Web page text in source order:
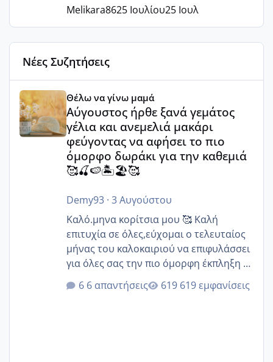
Melikara8625 Ιουλίου25 Ιουλ
Νέες Συζητήσεις
Αύγουστος ήρθε ξανά γεμάτος γέλια και ανεμελιά
Θέλω να γίνω μαμά
Αύγουστος ήρθε ξανά γεμάτος
γέλια και ανεμελιά μακάρι
φεύγοντας να αφήσει το πιο
όμορφο δωράκι για την καθεμιά
🥰🍒🍉🏝️🏖️🥰
Demy93· 3 Αυγούστου
Καλό.μηνα κορίτσια μου 🥰 Καλή
επιτυχία σε όλες,εύχομαι ο τελευταίος
μήνας του καλοκαιριού να επιφυλάσσει
για όλες σας την πιο όμορφη έκπληξη 🧿
@Elk @Melikara86 @Παρασκευαιδου
@Zenia z @melitiniღ @Christi.D.
6 απαντήσεις 619 εμφανίσεις